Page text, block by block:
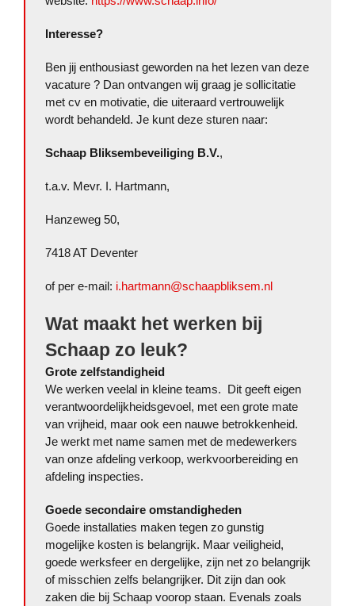
Interesse?
Ben jij enthousiast geworden na het lezen van deze
vacature ? Dan ontvangen wij graag je sollicitatie
met cv en motivatie, die uiteraard vertrouwelijk
wordt behandeld. Je kunt deze sturen naar:
Schaap Bliksembeveiliging B.V.,
t.a.v. Mevr. I. Hartmann,
Hanzeweg 50,
7418 AT Deventer
of per e-mail: i.hartmann@schaapbliksem.nl
Wat maakt het werken bij
Schaap zo leuk?
Grote zelfstandigheid
We werken veelal in kleine teams. Dit geeft eigen
verantwoordelijkheidsgevoel, met een grote mate
van vrijheid, maar ook een nauwe betrokkenheid.
Je werkt met name samen met de medewerkers
van onze afdeling verkoop, werkvoorbereiding en
afdeling inspecties.
Goede secondaire omstandigheden
Goede installaties maken tegen zo gunstig
mogelijke kosten is belangrijk. Maar veiligheid,
goede werksfeer en dergelijke, zijn net zo belangrijk
of misschien zelfs belangrijker. Dit zijn dan ook
zaken die bij Schaap voorop staan. Evenals zoals